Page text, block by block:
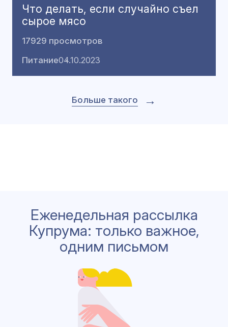
Что делать, если случайно съел
сырое мясо
17929 просмотров
Питание04.10.2023
Больше такого →
Еженедельная рассылка
Купрума: только важное,
одним письмом